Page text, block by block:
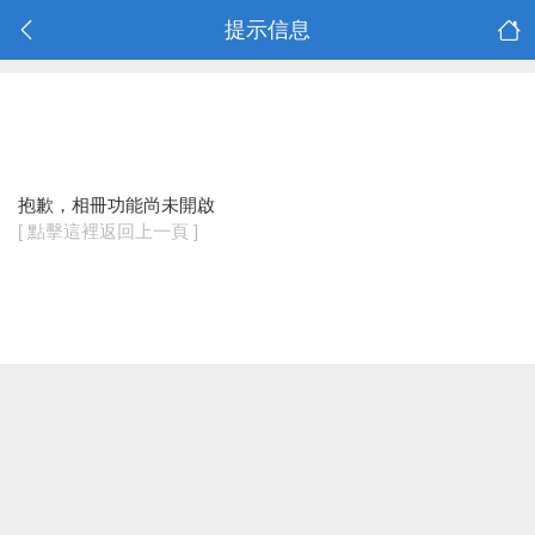
提示信息
抱歉，相冊功能尚未開啟
[ 點擊這裡返回上一頁 ]